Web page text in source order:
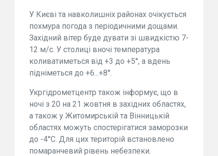
У Києві та навколишніх районах очікується
похмура погода з періодичними дощами.
Західний вітер буде дувати зі швидкістю 7-
12 м/с. У столиці вночі температура
коливатиметься від +3 до +5°, а вдень
підніметься до +6...+8°.
Укргідрометцентр також інформує, що в
ночі з 20 на 21 жовтня в західних областях,
а також у Житомирській та Вінницькій
областях можуть спостерігатися заморозки
до -4°C. Для цих територій встановлено
помаранчевий рівень небезпеки.